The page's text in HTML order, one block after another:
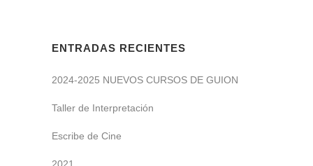
ENTRADAS RECIENTES
2024-2025 NUEVOS CURSOS DE GUION
Taller de Interpretación
Escribe de Cine